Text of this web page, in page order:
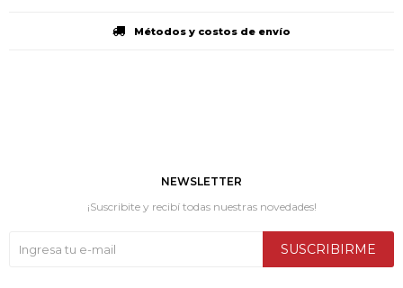
Métodos y costos de envío
NEWSLETTER
¡Suscribite y recibí todas nuestras novedades!
SUSCRIBIRME